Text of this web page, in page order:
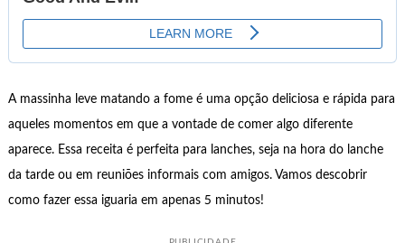
A massinha leve matando a fome é uma opção deliciosa e rápida para
aqueles momentos em que a vontade de comer algo diferente
aparece. Essa receita é perfeita para lanches, seja na hora do lanche
da tarde ou em reuniões informais com amigos. Vamos descobrir
como fazer essa iguaria em apenas 5 minutos!